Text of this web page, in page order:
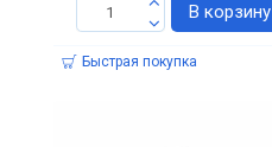
В корзину
Быстрая покупка